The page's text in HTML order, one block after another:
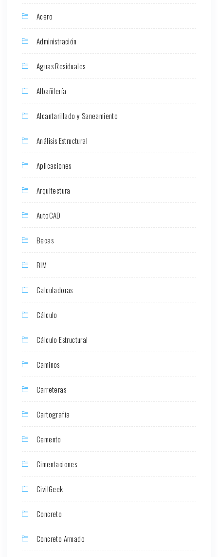
Acero
Administración
Aguas Residuales
Albañilería
Alcantarillado y Saneamiento
Análisis Estructural
Aplicaciones
Arquitectura
AutoCAD
Becas
BIM
Calculadoras
Cálculo
Cálculo Estructural
Caminos
Carreteras
Cartografía
Cemento
Cimentaciones
CivilGeek
Concreto
Concreto Armado